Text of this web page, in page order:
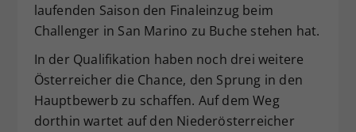
laufenden Saison den Finaleinzug beim
Challenger in San Marino zu Buche stehen hat.
In der Qualifikation haben noch drei weitere
Österreicher die Chance, den Sprung in den
Hauptbewerb zu schaffen. Auf dem Weg
dorthin wartet auf den Niederösterreicher